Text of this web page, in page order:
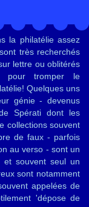
la philatélie assez
très recherchés
lettre ou oblitérés
pour tromper le
Quelques uns
génie - devenus
Spérati dont les
collections souvent
de faux - parfois
au verso - sont un
et souvent seul un
sont notamment
appelées de
'dépose de